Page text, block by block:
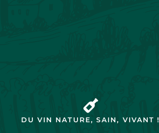
DU VIN NATURE, SAIN, VIVANT !